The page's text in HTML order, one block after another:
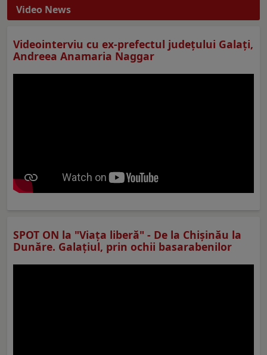
Video News
Videointerviu cu ex-prefectul judeţului Galaţi,
Andreea Anamaria Naggar
SPOT ON la "Viaţa liberă" - De la Chișinău la
Dunăre. Galațiul, prin ochii basarabenilor